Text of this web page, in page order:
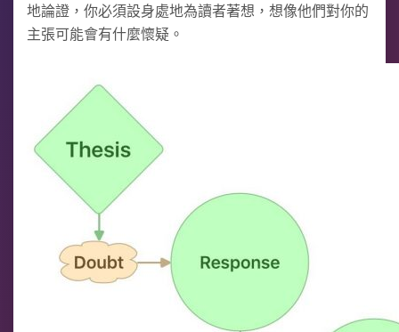
地論證，你必須設身處地為讀者著想，想像他們對你的
主張可能會有什麼懷疑。